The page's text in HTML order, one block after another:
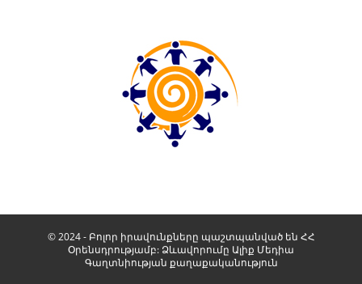
© 2024 - Բոլոր իրավունքները պաշտպանված են ՀՀ
Օրենսդրությամբ: Ձևավորումը Ալիք Մեդիա
Գաղտնիության քաղաքականություն